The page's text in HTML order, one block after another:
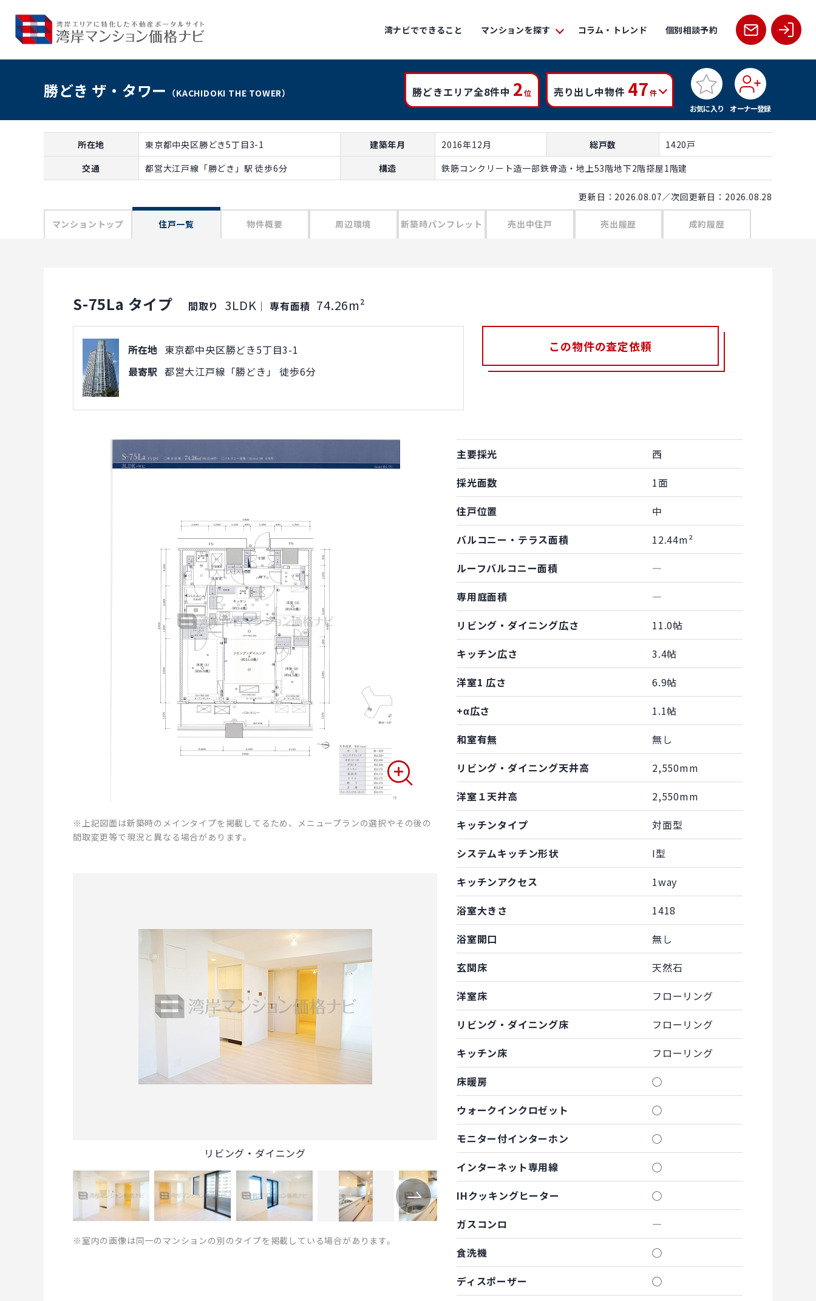
湾ナビでできること マンションを探す コラム・トレンド 個別相談予約
勝どき ザ・タワー （KACHIDOKI THE TOWER） 勝どきエリア全8件中 2位 売り出し中物件 47件
お気に入り
オーナー登録
所在地 東京都中央区勝どき5丁目3-1 建築年月 2016年12月 総戸数
1420戸
交通
都営大江戸線「勝どき」駅 徒歩6分 構造 鉄筋コンクリート造一部鉄骨造・地上53階地下2階搭屋1階建
更新日：2026.08.07／次回更新日：2026.08.28
マンショントップ 住戸一覧 物件概要 周辺環境 新築時パンフレット 売出中住戸 売出履歴 成約履歴
S-75La タイプ 間取り 3LDK ｜専有面積 74.26m²
所在地 東京都中央区勝どき5丁目3-1
最寄駅 都営大江戸線「勝どき」 徒歩6分
この物件の査定依頼
※上記図面は新築時のメインタイプを掲載してるため、メニュープランの選択やその後の
間取変更等で現況と異なる場合があります。
リビング・ダイニング
※室内の画像は同一のマンションの別のタイプを掲載している場合があります。
主要採光
西
採光面数
1面
住戸位置
中
バルコニー・テラス面積
12.44m²
ルーフバルコニー面積
―
専用庭面積
―
リビング・ダイニング広さ
11.0帖
キッチン広さ
3.4帖
洋室1 広さ
6.9帖
+α広さ
1.1帖
和室有無
無し
リビング・ダイニング天井高
2,550mm
洋室１天井高
2,550mm
キッチンタイプ
対面型
システムキッチン形状
I型
キッチンアクセス
1way
浴室大きさ
1418
浴室開口
無し
玄関床
天然石
洋室床
フローリング
リビング・ダイニング床
フローリング
キッチン床
フローリング
床暖房
◯
ウォークインクロゼット
◯
モニター付インターホン
◯
インターネット専用線
◯
IHクッキングヒーター
◯
ガスコンロ
―
食洗機
◯
ディスポーザー
◯